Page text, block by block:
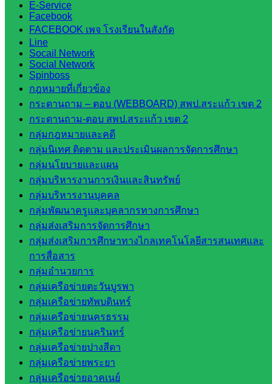
E-Service
Facebook
FACEBOOK เพจ โรงเรียนในสังกัด
Line
Socail Network
Social Network
Spinboss
กฎหมายที่เกี่ยวข้อง
กระดานถาม – ตอบ (WEBBOARD) สพป.สระแก้ว เขต 2
กระดานถาม-ตอบ สพป.สระแก้ว เขต 2
กลุ่มกฎหมายและคดี
กลุ่มนิเทศ ติดตาม และประเมินผลการจัดการศึกษา
กลุ่มนโยบายและแผน
กลุ่มบริหารงานการเงินและสินทรัพย์
กลุ่มบริหารงานบุคคล
กลุ่มพัฒนาครูและบุคลากรทางการศึกษา
กลุ่มส่งเสริมการจัดการศึกษา
กลุ่มส่งเสริมการศึกษาทางไกลเทคโนโลยีสารสนเทศและ
การสื่อสาร
กลุ่มอำนวยการ
กลุ่มเครือข่ายตะวันบูรพา
กลุ่มเครือข่ายทัพบดินทร์
กลุ่มเครือข่ายนครธรรม
กลุ่มเครือข่ายนครินทร์
กลุ่มเครือข่ายปางสีดา
กลุ่มเครือข่ายพระยา
กลุ่มเครือข่ายอาคเนย์
ในสังกัด
สพป.สระแก้ว
เขต 2
วิทยาลัย
เทคนิค
สระแก้ว
วิทยาลัย
เทคนิค
วังน้ำเย็น
กศน.สระแก้ว
เว็บไซต์
กลุ่มงาน
ใน
สำนักงาน
กลุ่
มอำนวย
การ
กลุ่ม
บริหาร
งานงาน
เงินและ